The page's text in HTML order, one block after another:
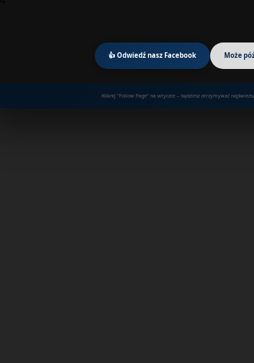
👍 Odwiedź nasz Facebook Może
Kliknij "Follow Page" na wtyczce – będziesz otrzymywać